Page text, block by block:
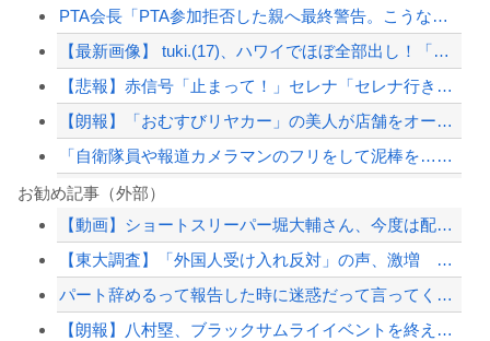
PTA会長「PTA参加拒否した親へ最終警告。こうなってもいい？」
【最新画像】 tuki.(17)、ハワイでほぼ全部出し！「隠しきれない美貌」とS...
【悲報】赤信号「止まって！」セレナ「セレナ行きます！」→そのまま進入ｗｗｗｗ
【朗報】「おむすびリヤカー」の美人が店舗をオープンｗｗｗ
「自衛隊員や報道カメラマンのフリをして泥棒を…」500万円分の預金通帳を盗まれた...
【画像】女子アナさん、最新の保安検査システムで最大の武器があらわになってしまうｗ...
【悲報】盆踊り「楽しい！夏を感じる！」→近隣住民「うるさい」→開催場所半減
中国、三峡ダムが全開放流。長江流域で深刻な洪水被害
【配信者】「金バエ」のSNS更新が1週間途絶え、様々な憶測が飛び交う。1週間ぶり...
お勧め記事（外部）
【動画】ショートスリーパー堀大輔さん、今度は配信中に突然号泣「ずっと涙が止まらな...
【東大調査】「外国人受け入れ反対」の声、激増 特に若い世代ほど移民反対だと明らか...
パート辞めるって報告した時に迷惑だって言ってくる社員がいて、その人の不満を言い返...
【朗報】八村塁、ブラックサムライイベントを終え 「ボクは日本人、人種差別的な誹...